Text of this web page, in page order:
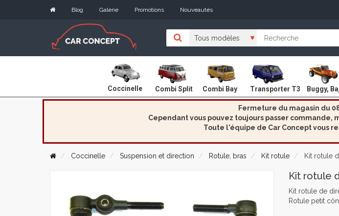
Blog Galerie Promotions Nouveautés
Coccinelle Combi Split Combi Bay Transporter T3 Buggy,
Fermeture du magasin du
Cependant vous pouvez toujours passer
Toute l'équipe de Car Concept vous
Coccinelle Suspension et direction Rotule, bras Kit rotule Kit rotule
Kit rotule
Kit rotule de
Rotule petit